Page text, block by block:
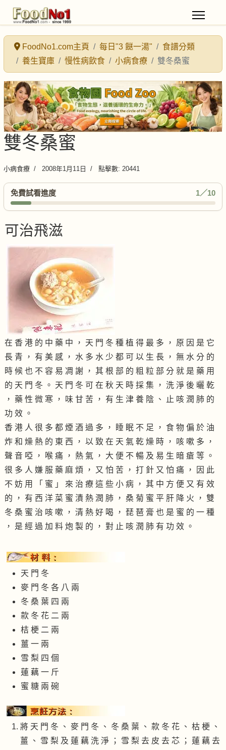
FoodNo1.com主頁 每日"3 餸一湯"
食譜分類
養生寶庫
慢性病飲食 小病食療 雙冬桑蜜
雙冬桑蜜
小病食療 2008年1月11日 點擊數: 20441
免費試看進度 1／10
可治飛滋
在 香 港 的 中 藥 中 ， 天 門 冬 種 植 得 最 多 ， 原 因 是 它
長 青 ， 有 美 感 ， 水 多 水 少 都 可 以 生 長 ， 無 水 分 的
時 候 也 不 容 易 凋 謝 ， 其 根 部 的 粗 粒 部 分 就 是 藥 用
的 天 門 冬 。 天 門 冬 可 在 秋 天 時 採 集 ， 洗 淨 後 曬 乾
， 藥 性 微 寒 ， 味 甘 苦 ， 有 生 津 養 陰 、 止 咳 潤 肺 的
功 效 。
香 港 人 很 多 都 煙 酒 過 多 ， 睡 眠 不 足 ， 食 物 偏 於 油
炸 和 燥 熱 的 東 西 ， 以 致 在 天 氣 乾 燥 時 ， 咳 嗽 多 ，
聲 音 啞 ， 喉 痛 ， 熱 氣 ， 大 便 不 暢 及 易 生 暗 瘡 等 。
很 多 人 嫌 服 藥 麻 煩 ， 又 怕 苦 ， 打 針 又 怕 痛 ， 因 此
不 妨 用 「 蜜 」 來 治 療 這 些 小 病 ， 其 中 方 便 又 有 效
的 ， 有 西 洋 菜 蜜 漬 熱 潤 肺 ， 桑 菊 蜜 平 肝 降 火 ， 雙
冬 桑 蜜 治 咳 嗽 ， 清 熱 好 喝 ， 琵 琶 膏 也 是 蜜 的 一 種
， 是 經 過 加 料 炮 製 的 ， 對 止 咳 潤 肺 有 功 效 。
天 門 冬
麥 門 冬 各 八 兩
冬 桑 葉 四 兩
款 冬 花 二 兩
桔 梗 二 兩
薑 一 兩
雪 梨 四 個
蓮 藕 一 斤
蜜 糖 兩 碗
將 天 門 冬 、 麥 門 冬 、 冬 桑 葉 、 款 冬 花 、 枯 梗 、
薑 、 雪 梨 及 蓮 藕 洗 淨 ； 雪 梨 去 皮 去 芯 ； 蓮 藕 去